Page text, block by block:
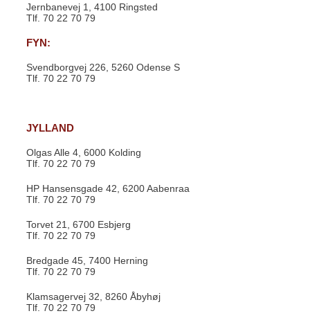
Jernbanevej 1, 4100 Ringsted
Tlf. 70 22 70 79
FYN:
Svendborgvej 226, 5260 Odense S
Tlf. 70 22 70 79
JYLLAND
Olgas Alle 4, 6000 Kolding
Tlf. 70 22 70 79
HP Hansensgade 42, 6200 Aabenraa
Tlf. 70 22 70 79
Torvet 21, 6700 Esbjerg
Tlf. 70 22 70 79
Bredgade 45, 7400 Herning
Tlf. 70 22 70 79
Klamsagervej 32, 8260 Åbyhøj
Tlf. 70 22 70 79